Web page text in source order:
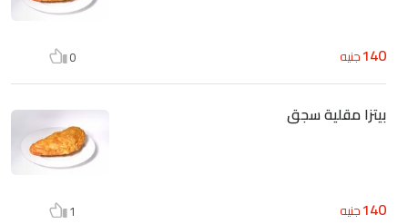
140جنيه 0
بيتزا مقلية سجق
140جنيه 1